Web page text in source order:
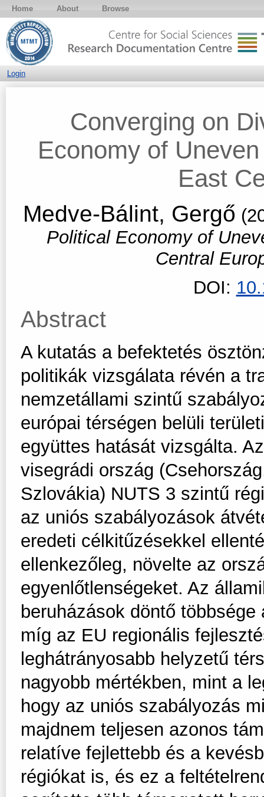
Home About Browse
Login
Converging on
Economy of
East
Medve-Bálint, Gergő
Political Economy of
Central
DOI:
Abstract
A kutatás a befektetés
politikák vizsgálata révén a
nemzetállami szintű
európai térségen belüli
együttes hatását vizsgálta.
visegrádi ország
Szlovákia) NUTS 3 szintű
az uniós szabályozások
eredeti célkitűzésekkel
ellenkezőleg, növelte az
egyenlőtlenségeket. Az
beruházások döntő
míg az EU regionális
leghátrányosabb helyzetű
nagyobb mértékben, mint a
hogy az uniós szabályozás
majdnem teljesen azonos
relatíve fejlettebb és a
régiókat is, és ez a